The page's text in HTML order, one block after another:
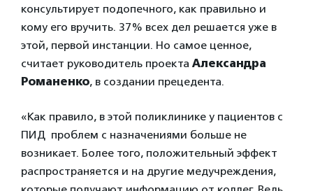
консультирует подопечного, как правильно и
кому его вручить. 37% всех дел решается уже в
этой, первой инстанции. Но самое ценное,
считает руководитель проекта Александра
Романенко, в создании прецедента.
«Как правило, в этой поликлинике у пациентов с
ПИД проблем с назначениями больше не
возникает. Более того, положительный эффект
распространяется и на другие медучреждения,